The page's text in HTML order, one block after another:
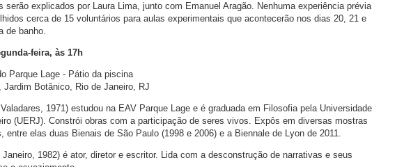
serão explicados por Laura Lima, junto com Emanuel Aragão. Nenhuma experiência prévia
cerca de 15 voluntários para aulas experimentais que acontecerão nos dias 20, 21 e
de banho.
feira, às 17h
Parque Lage - Pátio da piscina
Jardim Botânico, Rio de Janeiro, RJ
1971) estudou na EAV Parque Lage e é graduada em Filosofia pela Universidade
(UERJ). Constrói obras com a participação de seres vivos. Expôs em diversas mostras
entre elas duas Bienais de São Paulo (1998 e 2006) e a Biennale de Lyon de 2011.
Janeiro, 1982) é ator, diretor e escritor. Lida com a desconstrução de narrativas e seus